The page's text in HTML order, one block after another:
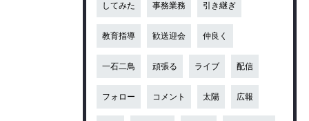
してみた 事務業務 引き継ぎ
教育指導 歓送迎会 仲良く
一石二鳥 頑張る ライブ 配信
フォロー コメント 太陽 広報